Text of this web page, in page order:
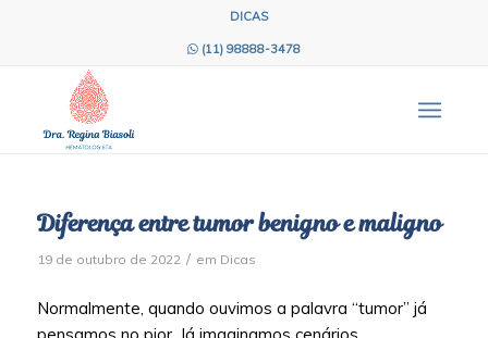
DICAS
(11) 98888-3478
Diferença entre tumor benigno e maligno
19 de outubro de 2022 / em Dicas
Normalmente, quando ouvimos a palavra “tumor” já